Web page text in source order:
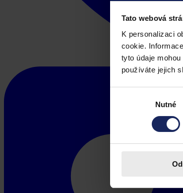
Tato webová
K personalizaci
cookie.
tyto údaje
používáte jejich
Nutné